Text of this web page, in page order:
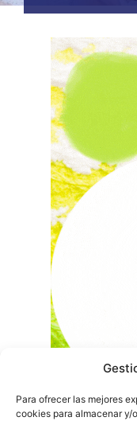
Para ofrecer las mejores
cookies para almacenar y/